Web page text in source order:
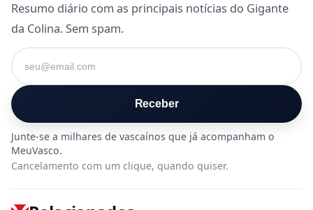
Resumo diário com as principais notícias do Gigante
da Colina. Sem spam.
Seu e-mail
Receber
Cancelamento com um clique, quando quiser.